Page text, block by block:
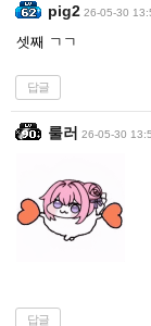
pig2 26-05-30
셋째 ㄱㄱ
답글
룰러 26-05-30
답글